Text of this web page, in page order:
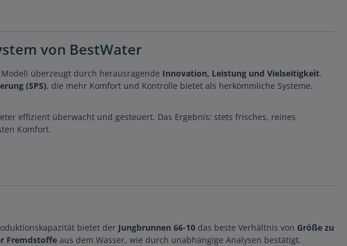
von BestWater
überzeugt durch herausragende Innovation, Leistung und Vielseitigkeit.
(SPS), die mehr Komfort und Kontrolle bietet als herkömmliche Systeme.
effizient überwacht und gesteuert. Das Ergebnis: stets frisches, reines
Komfort.
bietet der Jungbrunnen 66-10 das beste Verhältnis von Größe zu
Fremdstoffe aus dem Wasser, wie durch unabhängige Analysen bestätigt.